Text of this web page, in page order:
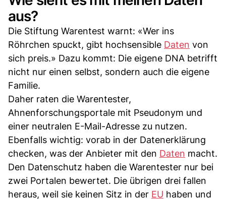
aus?
Die Stiftung Warentest warnt: «Wer ins
Röhrchen spuckt, gibt hochsensible Daten von
sich preis.» Dazu kommt: Die eigene DNA betrifft
nicht nur einen selbst, sondern auch die eigene
Familie.
Daher raten die Warentester,
Ahnenforschungsportale mit Pseudonym und
einer neutralen E-Mail-Adresse zu nutzen.
Ebenfalls wichtig: vorab in der Datenerklärung
checken, was der Anbieter mit den Daten macht.
Den Datenschutz haben die Warentester nur bei
zwei Portalen bewertet. Die übrigen drei fallen
heraus, weil sie keinen Sitz in der EU haben und